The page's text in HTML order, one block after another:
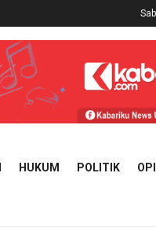
HUKUM POLITIK